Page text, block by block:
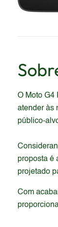
O Moto G4
atender às
público-
proposta é
projetado
Com